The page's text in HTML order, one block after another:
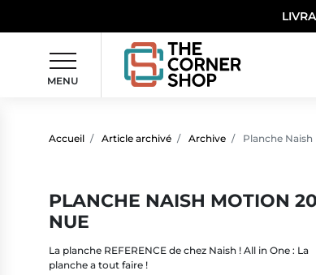
MENU
Accueil Article archivé Archive Planche Naish
PLANCHE NAISH MOTION
NUE
La planche REFERENCE de chez Naish ! All in One : La
planche a tout faire !